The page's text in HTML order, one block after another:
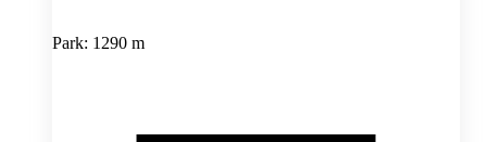
Park: 1290 m